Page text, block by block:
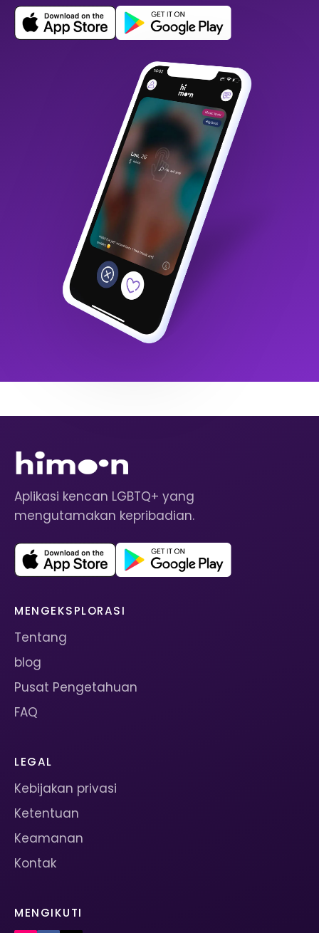
Aplikasi kencan LGBTQ+ yang
mengutamakan kepribadian.
MENGEKSPLORASI
Tentang
blog
Pusat Pengetahuan
FAQ
LEGAL
Kebijakan privasi
Ketentuan
Keamanan
Kontak
MENGIKUTI